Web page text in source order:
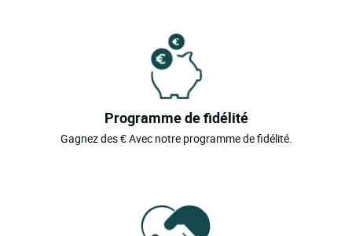
Programme de fidélité
Gagnez des € Avec notre programme de fidélité.